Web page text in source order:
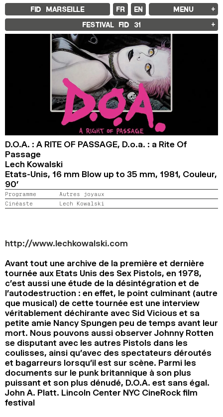
FID MARSEILLE FR EN MENU
À PROPOS
LE FID À L’ANNÉE
ÉDUCATION À L’IMAGE
À L’INTERNATIONAL
LIVRES ET REVUES
LES ENGAGEMENTS
PARTENAIRES FID 37
FESTIVAL FID 37
PALMARÈS
PROGRAMMATION
RÉTROSPECTIVE
JURY ET PRIX
PROS ET PRESSE
TARIFS
CALENDRIER
FID LAB 18
FID CAMPUS 13
FESTIVAL FID 31
D.O.A. : A RITE OF PASSAGE, D.o.a. : a Rite Of
Passage
Lech Kowalski
Etats-Unis, 16 mm Blow up to 35 mm, 1981, Couleur,
90’
Programme
Autres joyaux
Cinéaste
Lech Kowalski
http://www.lechkowalski.com
Avant tout une archive de la première et dernière
tournée aux Etats Unis des Sex Pistols, en 1978,
c’est aussi une étude de la désintégration et de
l’autodestruction : en effet, le point culminant (autre
que musical) de cette tournée est une interview
véritablement déchirante avec Sid Vicious et sa
petite amie Nancy Spungen peu de temps avant leur
mort. Nous pouvons aussi observer Johnny Rotten
se disputant avec les autres Pistols dans les
coulisses, ainsi qu’avec des spectateurs déroutés
et bagarreurs lorsqu’il est sur scène. Parmi les
documents sur le punk britannique à son plus
puissant et son plus dénudé, D.O.A. est sans égal.
John A. Platt. Lincoln Center NYC CineRock film
festival